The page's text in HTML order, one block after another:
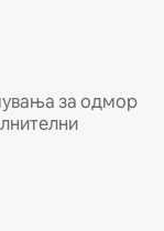
за одмор